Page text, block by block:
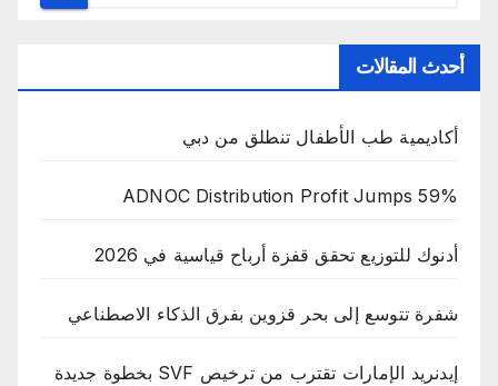
أحدث المقالات
أكاديمية طب الأطفال تنطلق من دبي
ADNOC Distribution Profit Jumps 59%
أدنوك للتوزيع تحقق قفزة أرباح قياسية في 2026
شفرة تتوسع إلى بحر قزوين بفرق الذكاء الاصطناعي
إيدنريد الإمارات تقترب من ترخيص SVF بخطوة جديدة